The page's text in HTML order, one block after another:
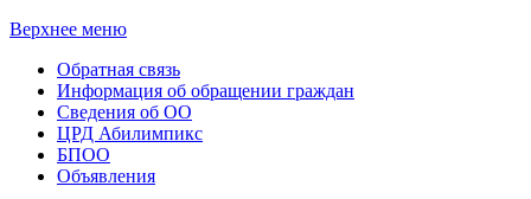
Верхнее меню
Обратная связь
Информация об обращении граждан
Сведения об ОО
ЦРД Абилимпикс
БПОО
Объявления